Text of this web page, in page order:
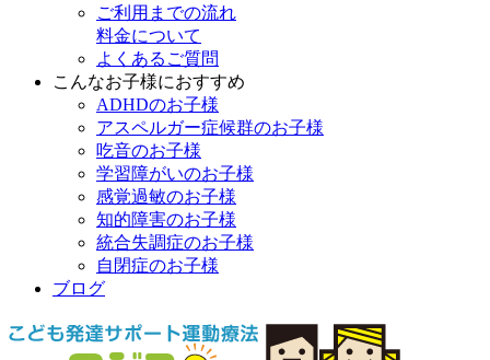
ご利用までの流れ
料金について
よくあるご質問
こんなお子様におすすめ
ADHDのお子様
アスペルガー症候群のお子様
吃音のお子様
学習障がいのお子様
感覚過敏のお子様
知的障害のお子様
統合失調症のお子様
自閉症のお子様
ブログ